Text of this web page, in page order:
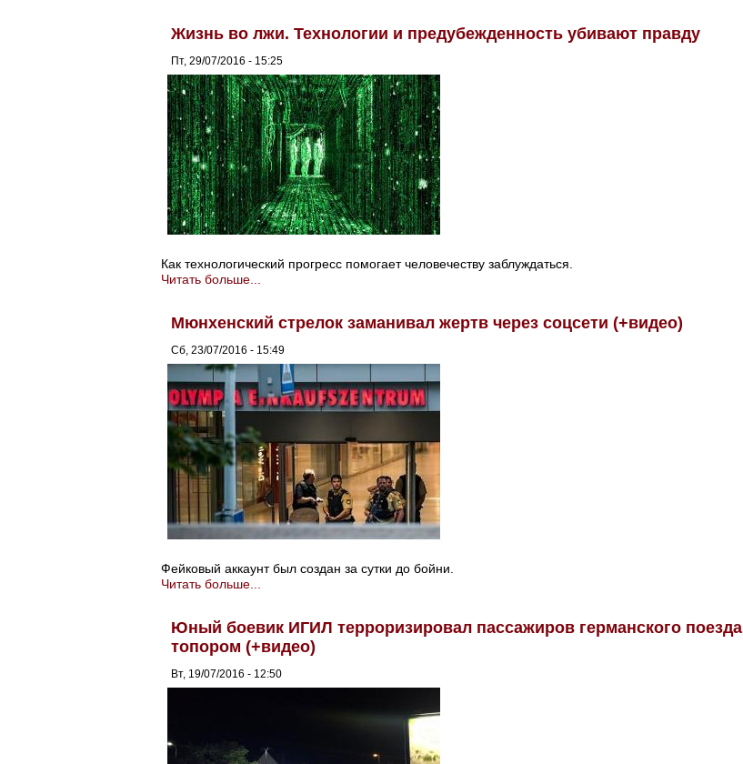
Жизнь во лжи. Технологии и предубежденность убивают правду
Пт, 29/07/2016 - 15:25
Как технологический прогресс помогает человечеству заблуждаться.
Читать больше...
Мюнхенский стрелок заманивал жертв через соцсети (+видео)
Сб, 23/07/2016 - 15:49
Фейковый аккаунт был создан за сутки до бойни.
Читать больше...
Юный боевик ИГИЛ терроризировал пассажиров германского поезда
топором (+видео)
Вт, 19/07/2016 - 12:50